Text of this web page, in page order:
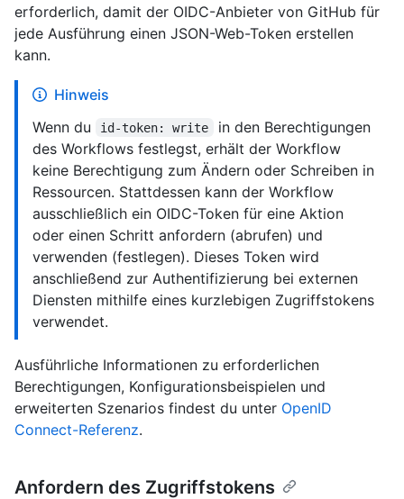
erforderlich, damit der OIDC-Anbieter von GitHub für
jede Ausführung einen JSON-Web-Token erstellen
kann.
Hinweis
Wenn du
id-token: write
in den Berechtigungen
des Workflows festlegst, erhält der Workflow
keine Berechtigung zum Ändern oder Schreiben in
Ressourcen. Stattdessen kann der Workflow
ausschließlich ein OIDC-Token für eine Aktion
oder einen Schritt anfordern (abrufen) und
verwenden (festlegen). Dieses Token wird
anschließend zur Authentifizierung bei externen
Diensten mithilfe eines kurzlebigen Zugriffstokens
verwendet.
Ausführliche Informationen zu erforderlichen
Berechtigungen, Konfigurationsbeispielen und
erweiterten Szenarios findest du unter OpenID
Connect-Referenz.
Anfordern des Zugriffstokens